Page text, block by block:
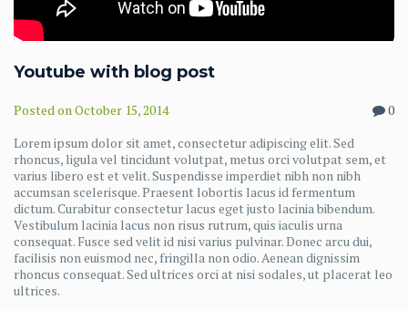
Youtube with blog post
Posted on October 15, 2014
0
Lorem ipsum dolor sit amet, consectetur adipiscing elit. Sed
rhoncus, ligula vel tincidunt volutpat, metus orci volutpat sem, et
varius libero est et velit. Suspendisse imperdiet nibh non nibh
accumsan scelerisque. Praesent lobortis lacus id fermentum
dictum. Curabitur consectetur lacus eget justo lacinia bibendum.
Vestibulum lacinia lacus non risus rutrum, quis iaculis urna
consequat. Fusce sed velit id nisi varius pulvinar. Donec arcu dui,
facilisis non euismod nec, fringilla non odio. Aenean dignissim
rhoncus consequat. Sed ultrices orci at nisi sodales, ut placerat leo
ultrices.